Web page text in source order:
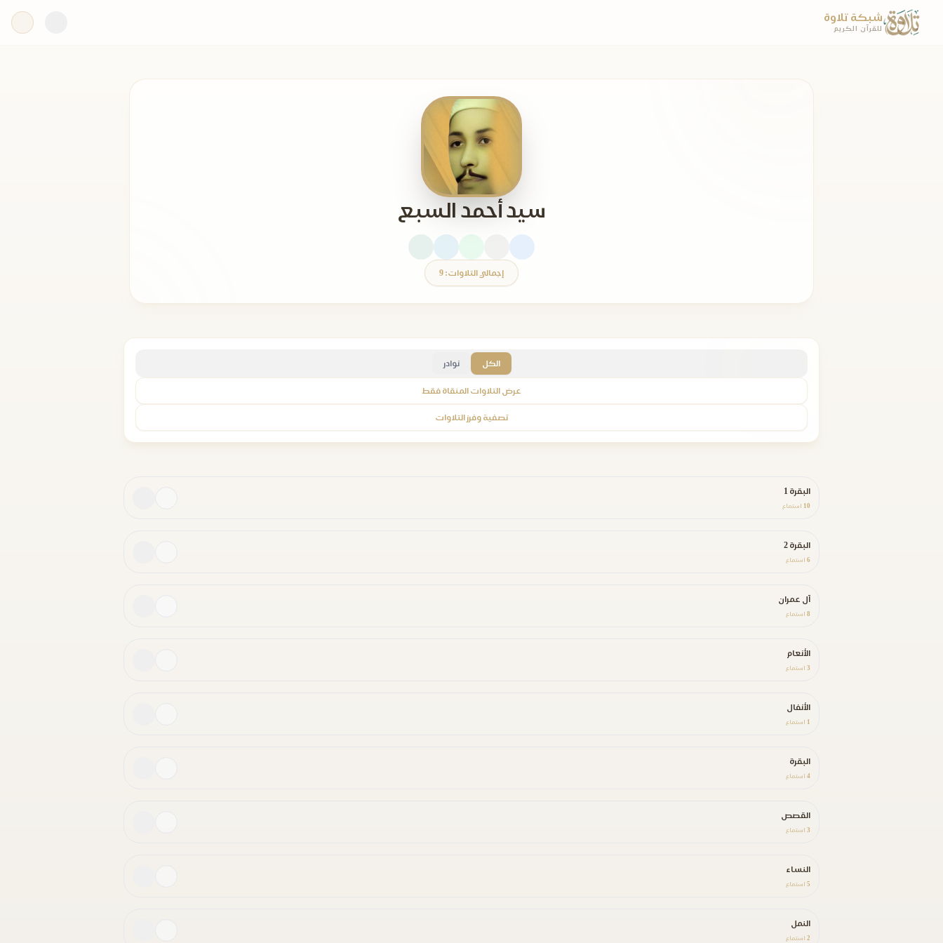
شبكة تلاوة
للقرآن الكريم
سيد أحمد السبع
إجمالي التلاوات: 9
الكل نوادر
عرض التلاوات المنقاة فقط
تصفية وفرز التلاوات
البقرة 1
10 استماع
البقرة 2
6 استماع
آل عمران
8 استماع
الأنعام
3 استماع
الأنفال
1 استماع
البقرة
4 استماع
القصص
3 استماع
النساء
5 استماع
النمل
2 استماع